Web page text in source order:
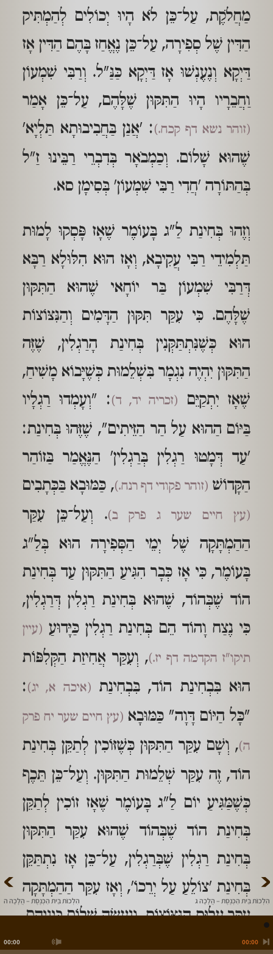
מַחֲלֹקֶת, עַל־כֵּן לֹא הָיוּ יְכוֹלִים לְהַמְתִּיק
הַדִּין שֶׁל סְפִירָה, עַל־כֵּן נֶאֱחַז בָּהֶם הַדִּין אָז
דַּיְקָא וְנֶעֶנְשׁוּ אָז דַּיְקָא כַּנַּ"ל. וְרַבִּי שִׁמְעוֹן
וַחֲבֵרָיו הָיוּ הַתִּקּוּן שֶׁלָּהֶם, עַל־כֵּן אָמַר
(זוהר נשא דף קכח.): 'אֲנַן בַּחֲבִיבוּתָא תַּלְיָא'
שֶׁהוּא שָׁלוֹם. וְכַמְבֹאָר בְּדִבְרֵי רַבֵּינוּ זַ"ל
בְּהַתּוֹרָה 'חֲדִי רַבִּי שִׁמְעוֹן' בְּסִימָן סא.
וְזֶהוּ בְּחִינַת לַ"ג בָּעוֹמֶר שֶׁאָז פָּסְקוּ לָמוּת
תַּלְמִידֵי רַבִּי עֲקִיבָא, וְאָז הוּא הִלּוּלָא רַבָּא
דְּרַבִּי שִׁמְעוֹן בַּר יוֹחָאי שֶׁהוּא הַתִּקּוּן
שֶׁלָּהֶם. כִּי עִקַּר תִּקּוּן הַדָּמִים וְהַנִּצּוֹצוֹת
הוּא כְּשֶׁנִּתְתַּקְּנִין בְּחִינַת הָרַגְלִין, שֶׁזֶּה
הַתִּקּוּן יִהְיֶה נִגְמָר בִּשְׁלֵמוּת כְּשֶׁיָּבוֹא מָשִׁיחַ,
שֶׁאָז יִתְקַיֵּם
(זכריה יד, ד): "וְעָמְדוּ רַגְלָיו
בַּיּוֹם הַהוּא עַל הַר הַזֵּיתִים", שֶׁזֶּהוּ בְּחִינַת:
'עַד דְּמָטוּ רַגְלִין בְּרַגְלִין' הַנֶּאֱמַר בַּזוֹהַר
הַקָּדוֹשׁ (זוהר פקודי דף רנח.), כַּמּוּבָא בַּכְּתָבִים
(עץ חיים שער ג פרק ב). וְעַל־כֵּן עִקַּר
הַהַמְתָּקָה שֶׁל יְמֵי הַסְּפִירָה הוּא בְּלַ"ג
בָּעוֹמֶר, כִּי אָז כְּבָר הִגִּיעַ הַתִּקּוּן עַד בְּחִינַת
הוֹד שֶׁבְּהוֹד, שֶׁהוּא בְּחִינַת רַגְלִין דְּרַגְלִין,
כִּי נֶצַח וָהוֹד הֵם בְּחִינַת רַגְלִין כַּיָּדוּעַ (עיין
תיקו"ז הקדמה דף יז.), וְעִקַּר אֲחִיזַת הַקְּלִפּוֹת
הוּא בִּבְחִינַת הוֹד, בִּבְחִינַת (איכה א, יג):
"כָּל הַיּוֹם דָּוָה" כַּמּוּבָא (עץ חיים שער יח פרק
ה), וְשָׁם עִקַּר הַתִּקּוּן כְּשֶׁזּוֹכִין לְתַקֵּן בְּחִינַת
הוֹד, זֶה עִקַּר שְׁלֵמוּת הַתִּקּוּן. וְעַל־כֵּן תֵּכֶף
כְּשֶׁמַּגִּיעַ יוֹם לַ"ג בָּעוֹמֶר שֶׁאָז זוֹכִין לְתַקֵּן
בְּחִינַת הוֹד שֶׁבְּהוֹד שֶׁהוּא עִקַּר הַתִּקּוּן
בְּחִינַת רַגְלִין שֶׁבְּרַגְלִין, עַל־כֵּן אָז נִתְתַּקֵּן
בְּחִינַת 'צוֹלֵעַ עַל יְרֵכוֹ', וְאָז עִקַּר הַהַמְתָּקָה
עִקַּר עֲלִיַּת הַנִּצּוֹצוֹת, וְנַעֲשֶׂה שָׁלוֹם בֵּינֵיהֶם,
וְעַל־כֵּן אָז נִתְתַּקֵּן פְּגַם תַּלְמִידֵי רַבִּי עֲקִיבָא
<
הִלְכוֹת בֵּית הַכְּנֶסֶת – הֲלָכָה ג
>
הִלְכוֹת בֵּית הַכְּנֶסֶת – הֲלָכָה ה
00:00
00:00